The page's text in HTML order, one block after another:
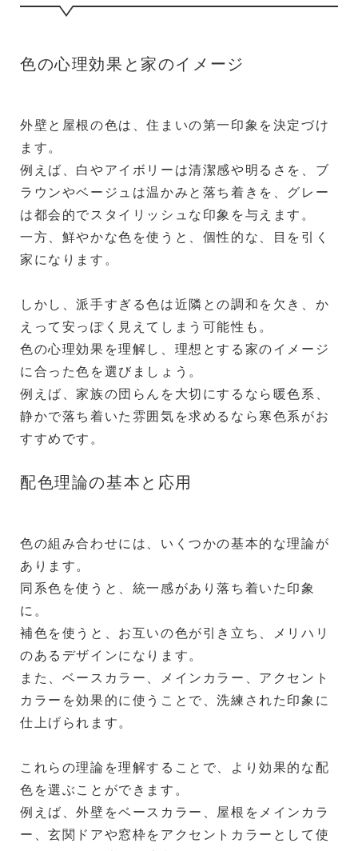
色の心理効果と家のイメージ
外壁と屋根の色は、住まいの第一印象を決定づけ
ます。
例えば、白やアイボリーは清潔感や明るさを、ブ
ラウンやベージュは温かみと落ち着きを、グレー
は都会的でスタイリッシュな印象を与えます。
一方、鮮やかな色を使うと、個性的な、目を引く
家になります。
しかし、派手すぎる色は近隣との調和を欠き、か
えって安っぽく見えてしまう可能性も。
色の心理効果を理解し、理想とする家のイメージ
に合った色を選びましょう。
例えば、家族の団らんを大切にするなら暖色系、
静かで落ち着いた雰囲気を求めるなら寒色系がお
すすめです。
配色理論の基本と応用
色の組み合わせには、いくつかの基本的な理論が
あります。
同系色を使うと、統一感があり落ち着いた印象
に。
補色を使うと、お互いの色が引き立ち、メリハリ
のあるデザインになります。
また、ベースカラー、メインカラー、アクセント
カラーを効果的に使うことで、洗練された印象に
仕上げられます。
これらの理論を理解することで、より効果的な配
色を選ぶことができます。
例えば、外壁をベースカラー、屋根をメインカラ
ー、玄関ドアや窓枠をアクセントカラーとして使